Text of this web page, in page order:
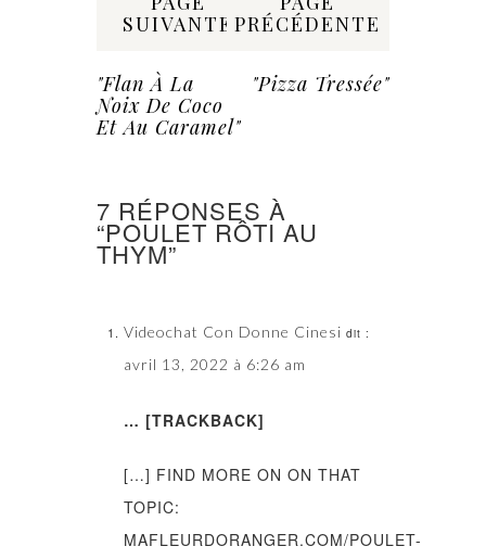
SUIVANTE
"flan À La
Noix De Coco
Et Au Caramel"
PRÉCÉDENTE
"Pizza Tressée"
7 RÉPONSES À
“POULET RÔTI AU
THYM”
Videochat Con Donne Cinesi dit :
avril 13, 2022 à 6:26 am
… [TRACKBACK]
[…] FIND MORE ON ON THAT
TOPIC:
MAFLEURDORANGER.COM/POULET-